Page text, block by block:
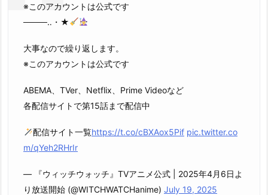
※このアカウントは公式です
────‥・★
大事なので繰り返します。
※このアカウントは公式です
ABEMA、TVer、Netflix、Prime Videoなど
各配信サイトで第15話まで配信中
配信サイト一覧https://t.co/cBXAox5Pif pic.twitter.co
m/qYeh2RHrIr
— 『ウィッチウォッチ』TVアニメ公式 | 2025年4月6日よ
り放送開始 (@WITCHWATCHanime) July 19, 2025